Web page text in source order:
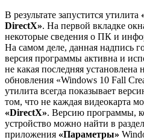
В результате запустится утилита
DirectX». На первой вкладке
некоторые сведения о ПК и
На самом деле, данная надпись
версия программы активна и
не какая последняя
обновления «Windows 10 Fall
утилита всегда показывает
том, что не каждая видеокарта
«DirectX». Версию программы,
устройство можно найти в
приложения «Параметры»